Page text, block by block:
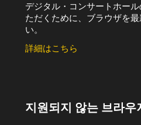
デジタル・コンサートホー
ただくために、ブラウザを
い。
詳細はこちら
지원되지 않는 브라우